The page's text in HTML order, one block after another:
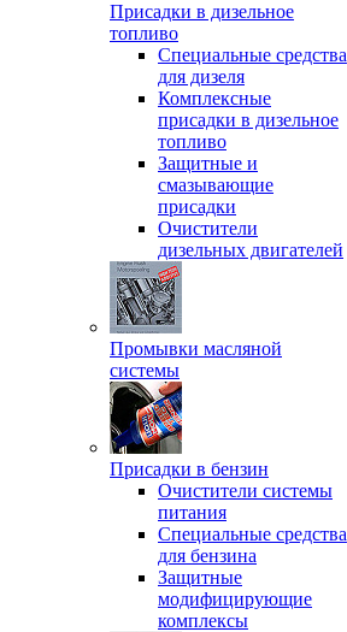
Присадки в дизельное
топливо
Спeциальные средства
для дизеля
Комплексные
присадки в дизельное
топливо
Защитные и
смазывающие
присадки
Очистители
дизельных двигателей
Промывки масляной
системы
Присадки в бензин
Очистители системы
питания
Специальные срeдства
для бензина
Защитные
модифицирующие
комплексы